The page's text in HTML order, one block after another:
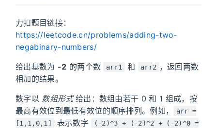
力扣题目链接：
https://leetcode.cn/problems/adding-two-
negabinary-numbers/
给出基数为 -2 的两个数 arr1 和 arr2 ，返回两数
相加的结果。
数字以 数组形式 给出：数组由若干 0 和 1 组成，按
最高有效位到最低有效位的顺序排列。例如，
arr =
[1,1,0,1]
表示数字
(-2)^3 + (-2)^2 + (-2)^0 =